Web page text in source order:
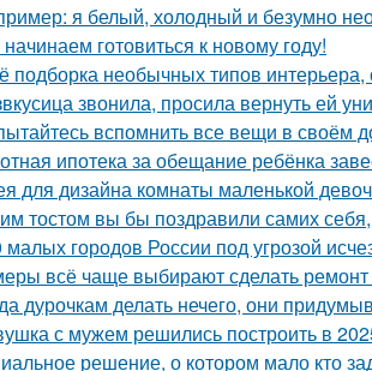
я белый, холодный и безумно
готовиться к новому году!
подборка необычных типов интерьера,
звонила, просила вернуть ей
вспомнить все вещи в своём
ипотека за обещание ребёнка
для дизайна комнаты маленькой
тостом вы бы поздравили самих
малых городов России под угрозой
всё чаще выбирают сделать ремонт
дурочкам делать нечего, они
с мужем решились построить в
решение, о котором мало кто